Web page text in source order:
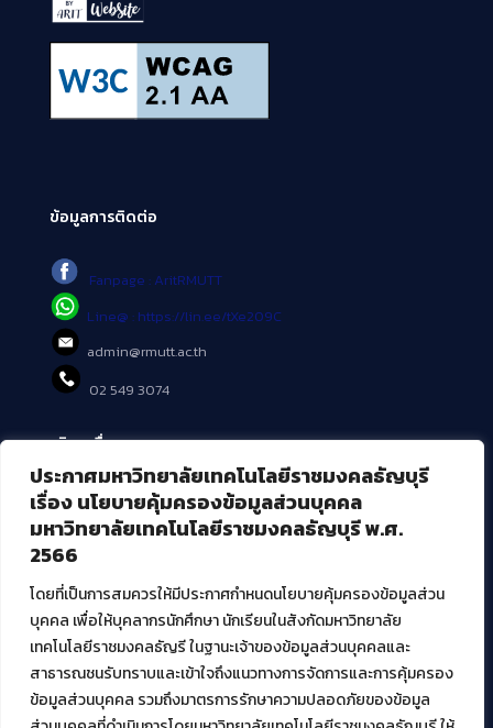
ประกาศมหาวิทยาลัยเทคโนโลยีราชมงคลธัญบุรี
เรื่อง นโยบายคุ้มครองข้อมูลส่วนบุคคล
มหาวิทยาลัยเทคโนโลยีราชมงคลธัญบุรี พ.ศ.
2566
โดยที่เป็นการสมควรให้มีประกาศกำหนดนโยบายคุ้มครองข้อมูลส่วน
บุคคล เพื่อให้บุคลากรนักศึกษา นักเรียนในสังกัดมหาวิทยาลัย
เทคโนโลยีราชมงคลธัญรี ในฐานะเจ้าของข้อมูลส่วนบุคคลและ
สาธารณชนรับทราบและเข้าใจถึงแนวทางการจัดการและการคุ้มครอง
ข้อมูลส่วนบุคคล รวมถึงมาตรการรักษาความปลอดภัยของข้อมูล
ข้อมูลการติดต่อ
Fanpage : AritRMUTT
Line@ : https://lin.ee/tXe209C
admin@rmutt.ac.th
02 549 3074
บริการอื่นๆ ของ สวส.
ศูนย์สื่อดิจิทัล
ศูนย์นวัตกรรมและความรู้
ศูนย์พัฒนาและบริการนวัตกรรมดิจิทัล
สมัยใหม่ (MoSeC)
งานบริการวิชาการให้กับหน่วยงานภายนอก
โครงการส่งเสริมและพัฒนาผู้ประกอบการ SME โดย. มทร.ธัญบุรี
กิจกรรมการเชื่อมโยงเครือข่ายผู้ให้บริการเครื่องจักรกลทางการ